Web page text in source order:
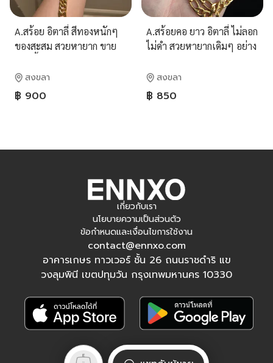
A.สร้อย อิตาลี่ สีทองหนักๆ
ของสะสม สวยหายาก ขาย
ตามสภาพ ไม่ได้รับประกัน
พร้อมส่ง
สงขลา
฿ 900
A.สร้อยคอ ยาว อิตาลี่ ไม่ลอก
ไม่ดำ สวยหายากเดิมๆ อย่าง
พร้อมส่ง
สงขลา
฿ 850
เกี่ยวกับเรา
นโยบายความเป็นส่วนตัว
ข้อกำหนดและเงื่อนไขการใช้งาน
contact@ennxo.com
อาคารเกษร ทาวเวอร์ ชั้น 26 ถนนราชดำริ แข
วงลุมพินี เขตปทุมวัน กรุงเทพมหานคร 10330
ติดตามเรา